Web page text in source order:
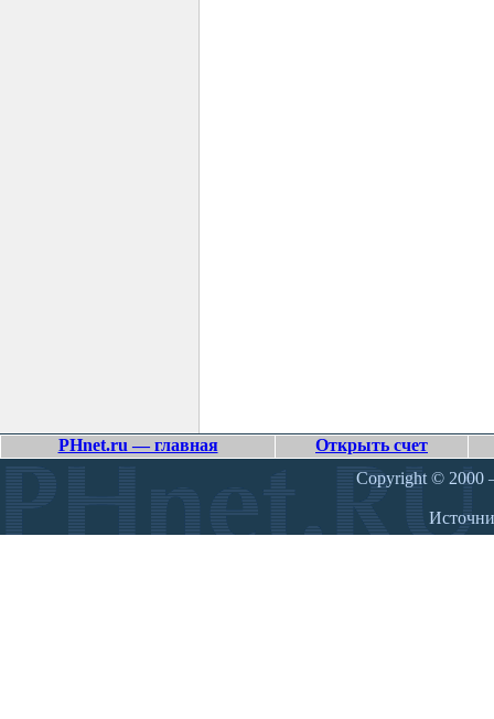
PHnet.ru — главная
Открыть счет
Copyright © 2000